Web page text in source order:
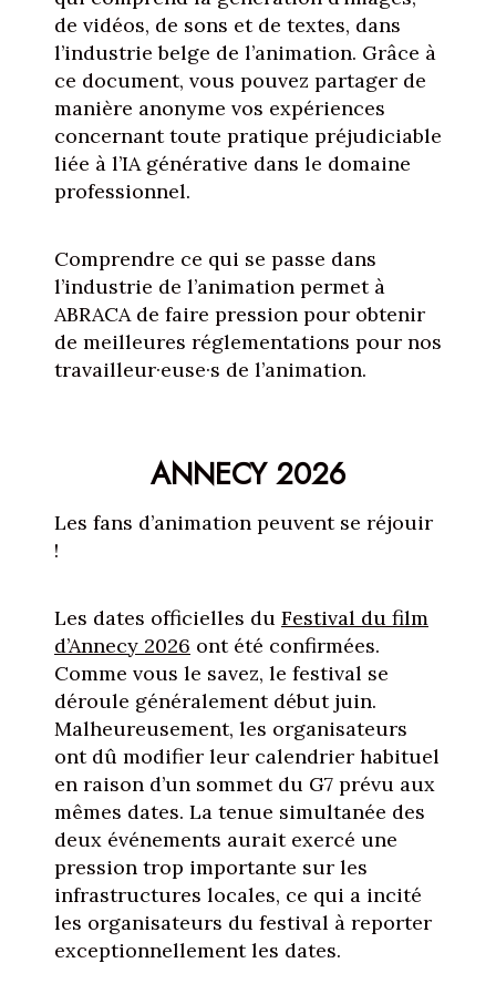
de vidéos, de sons et de textes, dans
l’industrie belge de l’animation. Grâce à
ce document, vous pouvez partager de
manière anonyme vos expériences
concernant toute pratique préjudiciable
liée à l’IA générative dans le domaine
professionnel.
Comprendre ce qui se passe dans
l’industrie de l’animation permet à
ABRACA de faire pression pour obtenir
de meilleures réglementations pour nos
travailleur·euse·s de l’animation.
ANNECY 2026
Les fans d’animation peuvent se réjouir
!
Les dates officielles du Festival du film
d’Annecy 2026 ont été confirmées.
Comme vous le savez, le festival se
déroule généralement début juin.
Malheureusement, les organisateurs
ont dû modifier leur calendrier habituel
en raison d’un sommet du G7 prévu aux
mêmes dates. La tenue simultanée des
deux événements aurait exercé une
pression trop importante sur les
infrastructures locales, ce qui a incité
les organisateurs du festival à reporter
exceptionnellement les dates.